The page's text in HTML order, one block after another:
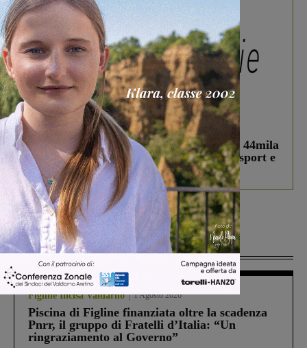
In vetrina 3 Agosto 2026
Estra Notizie agosto: Smart Cities, oltre 44mila
studenti coinvolti, torna il bando per lo sport e
debutta il podcast Estrair
Più lette
Figline Incisa Valdarno 1 Agosto 2026
Piscina di Figline finanziata oltre la scadenza
Pnrr, il gruppo di Fratelli d’Italia: “Un
ringraziamento al Governo”